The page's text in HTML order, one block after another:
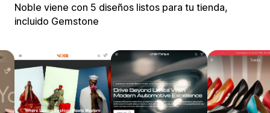
Noble viene con 5 diseños listos para tu tienda,
incluido Gemstone